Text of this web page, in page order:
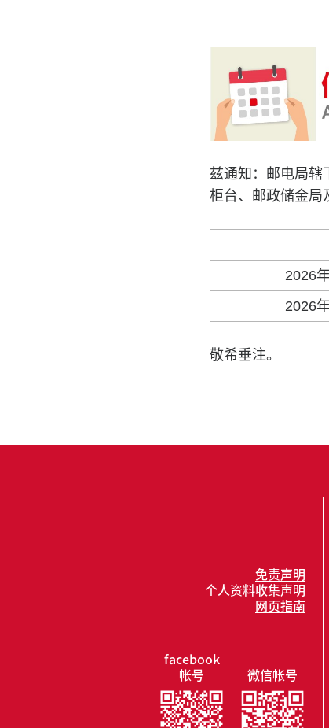
兹通知：邮电局辖
柜台、邮政储金局
2026
2026
敬希垂注。
免责声明
个人资料收集声明
网页指南
facebook
帐号
微信帐号